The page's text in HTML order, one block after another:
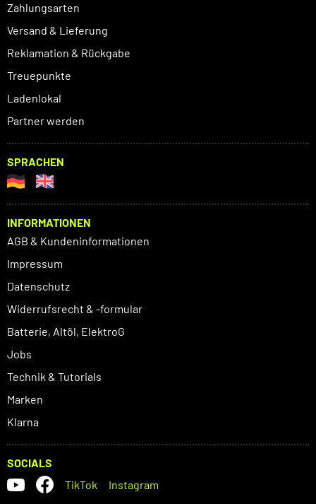
Zahlungsarten
Versand & Lieferung
Reklamation & Rückgabe
Treuepunkte
Ladenlokal
Partner werden
SPRACHEN
INFORMATIONEN
AGB & Kundeninformationen
Impressum
Datenschutz
Widerrufsrecht & -formular
Batterie, Altöl, ElektroG
Jobs
Technik & Tutorials
Marken
Klarna
SOCIALS
TikTok
Instagram